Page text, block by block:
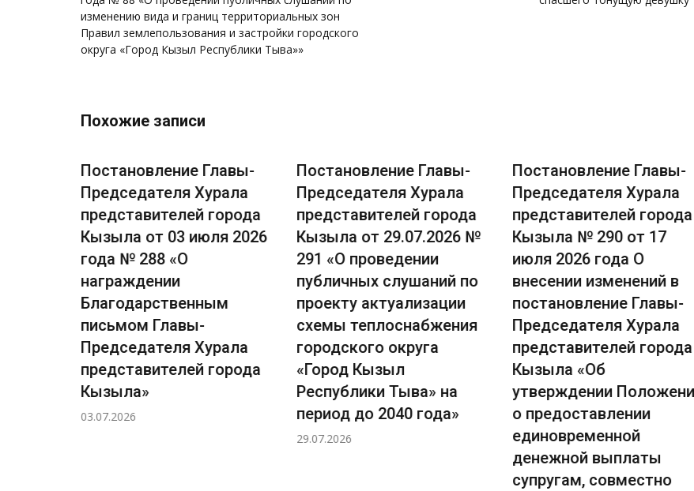
изменению вида и границ территориальных зон
Правил землепользования и застройки городского
округа «Город Кызыл Республики Тыва»»
Похожие записи
Постановление Главы-
Председателя Хурала
представителей города
Кызыла от 03 июля 2026
года № 288 «О
награждении
Благодарственным
письмом Главы-
Председателя Хурала
представителей города
Кызыла»
03.07.2026
Постановление Главы-
Председателя Хурала
представителей города
Кызыла от 29.07.2026 №
291 «О проведении
публичных слушаний по
проекту актуализации
схемы теплоснабжения
городского округа
«Город Кызыл
Республики Тыва» на
период до 2040 года»
29.07.2026
Постановление Главы-
Председателя Хурала
представителей города
Кызыла № 290 от 17
июля 2026 года О
внесении изменений в
постановление Главы-
Председателя Хурала
представителей города
Кызыла «Об
утверждении
о предоставлении
единовременной
денежной выплаты
супругам, совместно